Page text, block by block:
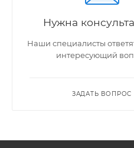
Нужна
Наши специалисты
интересующий
ЗАДАТЬ ВОПРОС